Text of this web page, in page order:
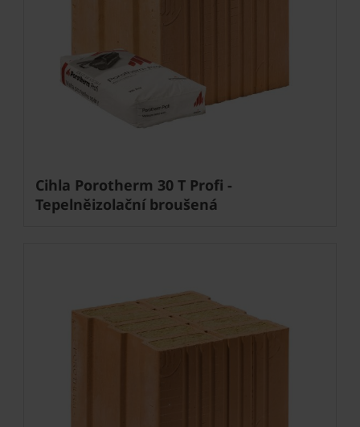
Cihla Porotherm 30 T Profi -
Tepelněizolační broušená